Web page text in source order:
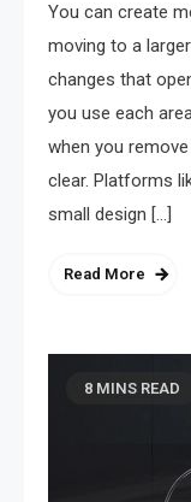
You can create
moving to a
changes that
you use each
when you
clear. Platforms
small design […]
Read More
8 MINS READ